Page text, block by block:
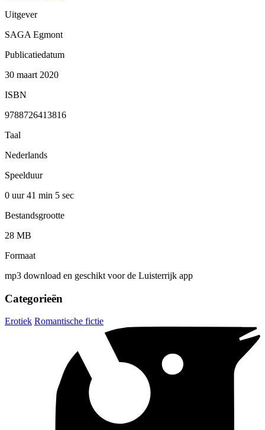
Uitgever
SAGA Egmont
Publicatiedatum
30 maart 2020
ISBN
9788726413816
Taal
Nederlands
Speelduur
0 uur 41 min 5 sec
Bestandsgrootte
28 MB
Formaat
mp3 download en geschikt voor de Luisterrijk app
Categorieën
Erotiek Romantische fictie